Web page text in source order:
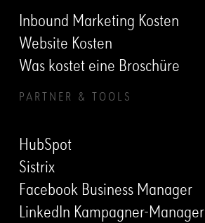
Inbound Marketing Kosten
Website Kosten
Was kostet eine Broschüre
PARTNER & TOOLS
HubSpot
Sistrix
Facebook Business Manager
LinkedIn Kampagner-Manager